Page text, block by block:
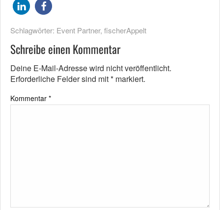
Schlagwörter: Event Partner, fischerAppelt
Schreibe einen Kommentar
Deine E-Mail-Adresse wird nicht veröffentlicht.
Erforderliche Felder sind mit* markiert.
Kommentar *